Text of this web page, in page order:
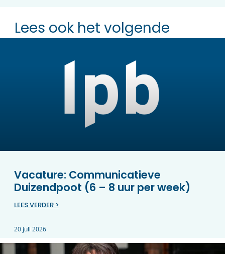
Lees ook het volgende
Vacature: Communicatieve
Duizendpoot (6 – 8 uur per week)
LEES VERDER >
20 juli 2026